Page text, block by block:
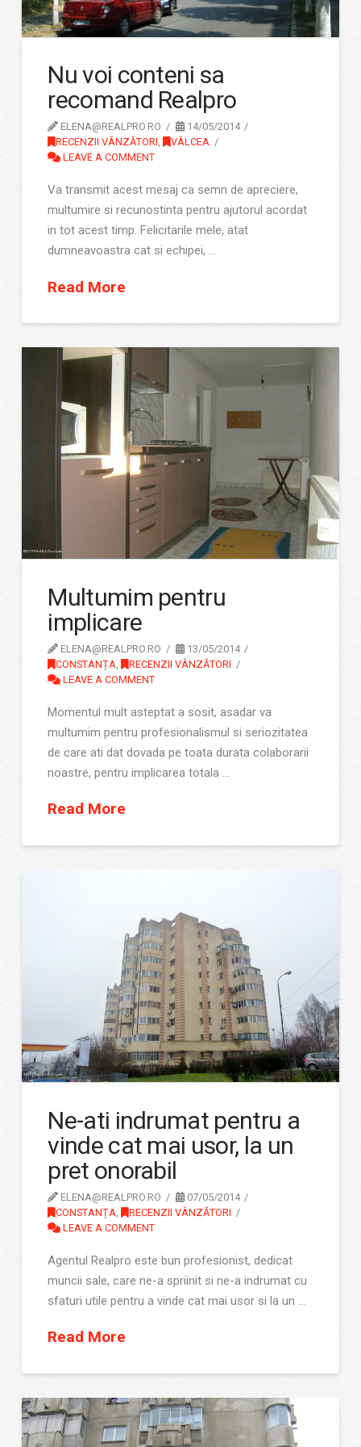
Nu voi conteni sa
recomand Realpro
ELENA@REALPRO.RO
14/05/2014
RECENZII VÂNZĂTORI,
VÂLCEA
LEAVE A COMMENT
Va transmit acest mesaj ca semn de apreciere,
multumire si recunostinta pentru ajutorul acordat
in tot acest timp. Felicitarile mele, atat
dumneavoastra cat si echipei, …
Read More
Multumim pentru
implicare
ELENA@REALPRO.RO
13/05/2014
CONSTANȚA
RECENZII VÂNZĂTORI
LEAVE A COMMENT
Momentul mult asteptat a sosit, asadar va
multumim pentru profesionalismul si seriozitatea
de care ati dat dovada pe toata durata colaborarii
noastre, pentru implicarea totala …
Read More
Ne-ati indrumat pentru a
vinde cat mai usor, la un
pret onorabil
ELENA@REALPRO.RO
07/05/2014
CONSTANȚA
RECENZII VÂNZĂTORI
LEAVE A COMMENT
Agentul Realpro este bun profesionist, dedicat
muncii sale, care ne-a spriinit si ne-a indrumat cu
sfaturi utile pentru a vinde cat mai usor si la un …
Read More